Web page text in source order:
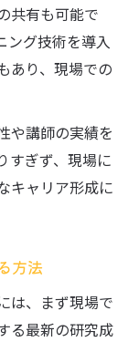
共有も可能で
ング技術を導入
あり、現場での
や講師の実績を
すぎず、現場に
キャリア形成に
方法
は、まず現場で
る最新の研究成